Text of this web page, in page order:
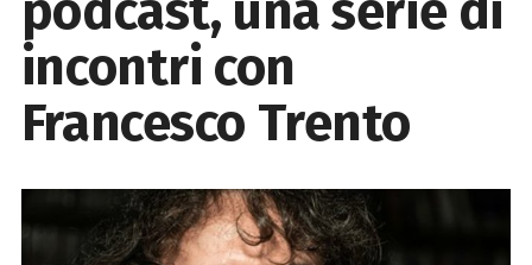
incontri con
Francesco Trento